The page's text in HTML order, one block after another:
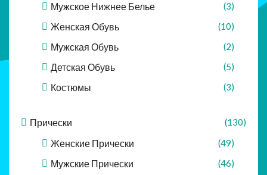
Мужское Нижнее Белье (3)
Женская Обувь (10)
Мужская Обувь (2)
Детская Обувь (5)
Костюмы (3)
Прически (130)
Женские Прически (49)
Мужские Прически (46)